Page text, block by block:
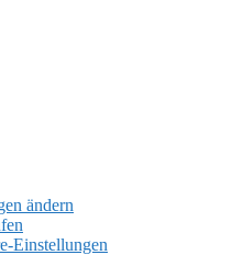
ändern
Einstellungen